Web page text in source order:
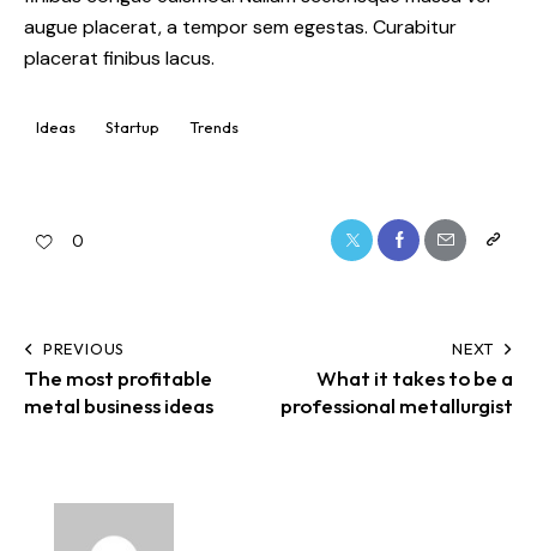
augue placerat, a tempor sem egestas. Curabitur
placerat finibus lacus.
Ideas Startup Trends
0
PREVIOUS
The most profitable
metal business ideas
NEXT
What it takes to be a
professional metallurgist